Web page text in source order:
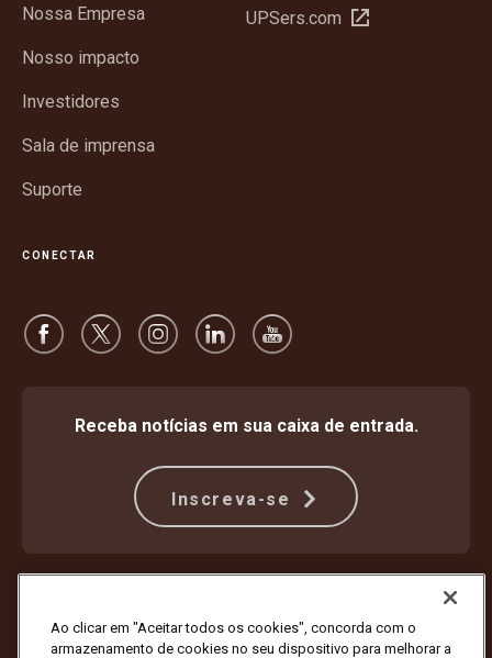
Nossa Empresa
Nosso impacto
Investidores
Sala de imprensa
Suporte
nova
UPSers.com Abrir
CONECTAR
Receba notícias em sua caixa de entrada.
Inscreva-se
Configurações de cookies
Ao clicar em "Aceitar todos os cookies", concorda com o
armazenamento de cookies no seu dispositivo para melhorar a